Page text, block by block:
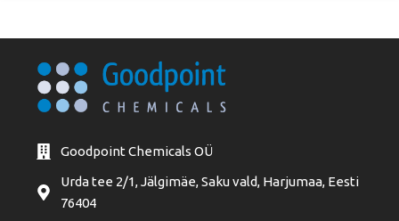
Goodpoint Chemicals OÜ
Urda tee 2/1, Jälgimäe, Saku vald, Harjumaa, Eesti
76404